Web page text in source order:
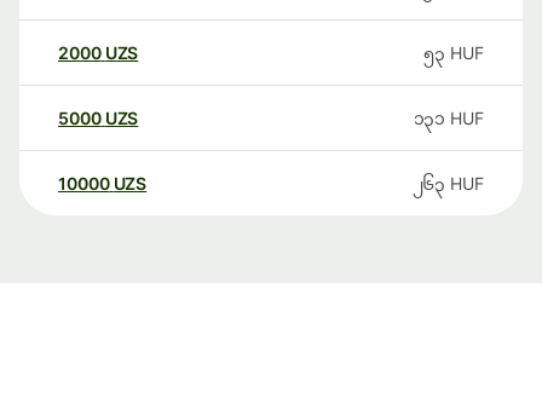
2000 UZS ၅၃ HUF
5000 UZS ၁၃၁ HUF
10000 UZS ၂၆၃ HUF